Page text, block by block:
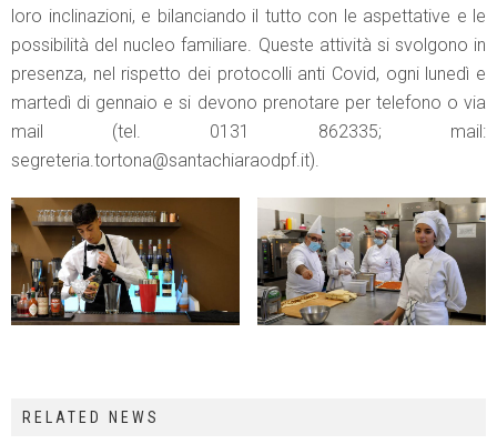
loro inclinazioni, e bilanciando il tutto con le aspettative e le
possibilità del nucleo familiare. Queste attività si svolgono in
presenza, nel rispetto dei protocolli anti Covid, ogni lunedì e
martedì di gennaio e si devono prenotare per telefono o via
mail (tel. 0131 862335; mail:
segreteria.tortona@santachiaraodpf.it).
RELATED NEWS